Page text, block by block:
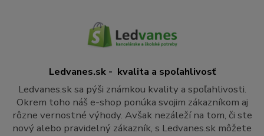
Ledvanes.sk - kvalita a spoľahlivosť
Ledvanes.sk sa pýši známkou kvality a spoľahlivosti.
Okrem toho náš e-shop ponúka svojim zákazníkom aj
rôzne vernostné výhody. Avšak nezáleží na tom, či ste
nový alebo pravidelný zákazník, s Ledvanes.sk môžete